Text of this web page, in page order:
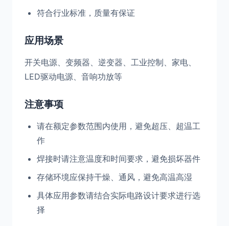
符合行业标准，质量有保证
应用场景
开关电源、变频器、逆变器、工业控制、家电、
LED驱动电源、音响功放等
注意事项
请在额定参数范围内使用，避免超压、超温工
作
焊接时请注意温度和时间要求，避免损坏器件
存储环境应保持干燥、通风，避免高温高湿
具体应用参数请结合实际电路设计要求进行选
择